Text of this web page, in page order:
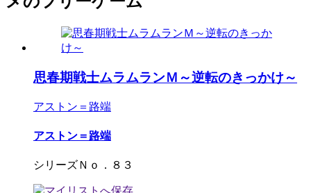
思春期戦士ムラムランＭ～逆転のきっかけ～
アストン＝路端
アストン＝路端
シリーズＮｏ．８３